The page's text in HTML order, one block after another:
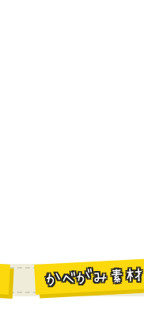
かべがみ素材